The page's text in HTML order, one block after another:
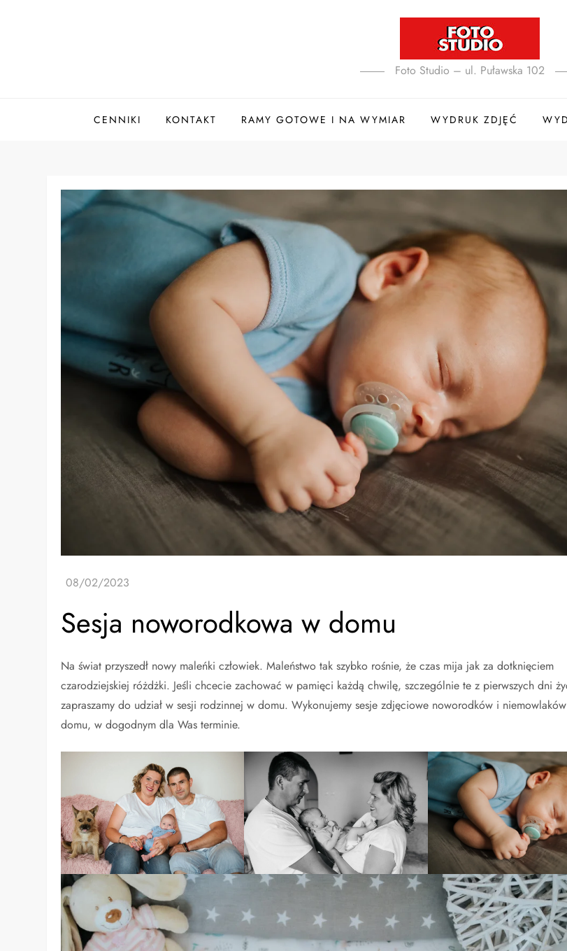
Foto Studio – ul. Puławska 102
CENNIKI KONTAKT RAMY GOTOWE I NA WYMIAR WYDRUK ZDJĘĆ
Sesja noworodkowa w domu
Na świat przyszedł nowy maleńki człowiek. Maleństwo tak szybko rośnie, że czas mija jak za dotknięciem
czarodziejskiej różdżki. Jeśli chcecie zachować w pamięci każdą chwilę, szczególnie te z pierwszych dni
zapraszamy do udział w sesji rodzinnej w domu. Wykonujemy sesje zdjęciowe noworodków i
domu, w dogodnym dla Was terminie.